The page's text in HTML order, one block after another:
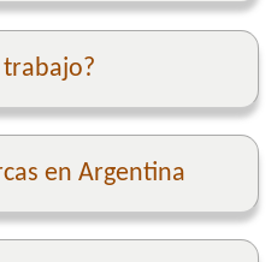
trabajo?
en Argentina